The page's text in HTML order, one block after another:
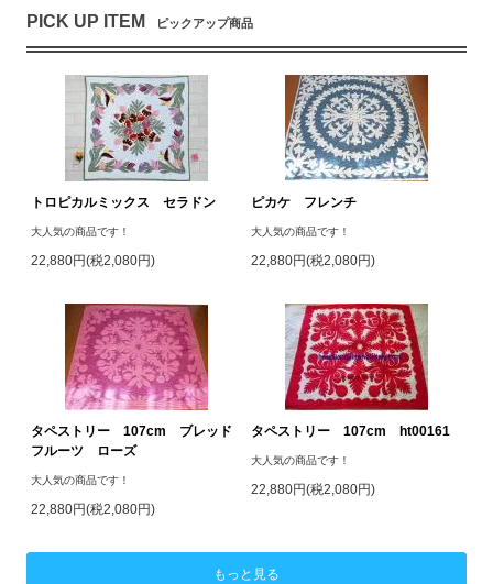
PICK UP ITEM ピックアップ商品
トロピカルミックス セラドン
大人気の商品です！
22,880円(税2,080円)
ピカケ フレンチ
大人気の商品です！
22,880円(税2,080円)
タペストリー 107cm ブレッド
フルーツ ローズ
大人気の商品です！
22,880円(税2,080円)
タペストリー 107cm ht00161
大人気の商品です！
22,880円(税2,080円)
もっと見る